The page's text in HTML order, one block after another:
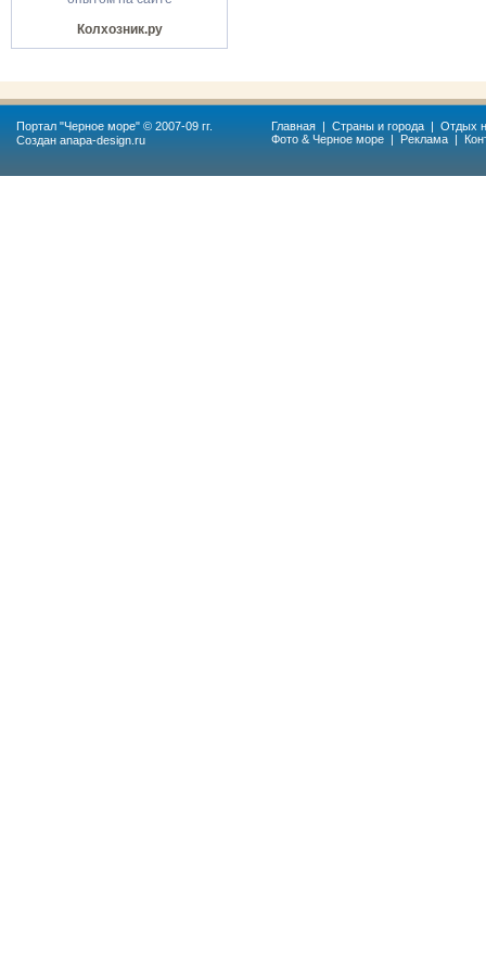
Колхозник.ру
Портал "Черное море" © 2007-09 гг.
Создан anapa-design.ru
Главная | Страны и города | Отдых
Фото & Черное море | Реклама |